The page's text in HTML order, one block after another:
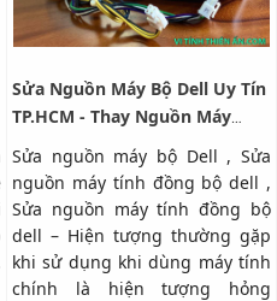
Sửa Nguồn Máy Bộ Dell Uy Tín
TP.HCM - Thay Nguồn Máy
Đồng Bộ Dell
Sửa nguồn máy bộ Dell , Sửa
nguồn máy tính đồng bộ dell ,
Sửa nguồn máy tính đồng bộ
dell – Hiện tượng thường gặp
khi sử dụng khi dùng máy tính
chính là hiện tượng hỏng